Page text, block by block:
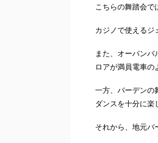
こちらの舞踏会
カジノで使えるジ
また、オーパン
ロアが満員電車の
一方、バーデンの
ダンスを十分に楽
それから、地元バ